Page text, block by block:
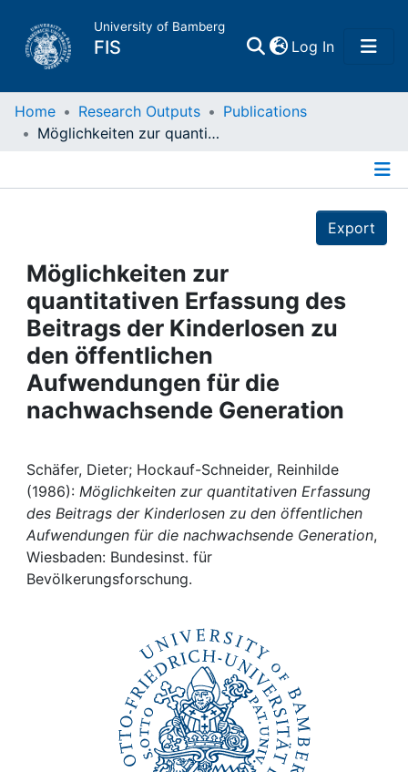
University of Bamberg
FIS Log In(current)
Home
Projects
People
Institutions
Awards
My FIS
Help
Home Research Outputs
Publications
Möglichkeiten zur quantitativen Erfassung des Beitrags der Kinderlosen zu den öffentlichen Aufwendungen für die nachwachsende Generation
Export
Möglichkeiten zur
quantitativen Erfassung des
Beitrags der Kinderlosen zu
den öffentlichen
Aufwendungen für die
nachwachsende Generation
Schäfer, Dieter; Hockauf-Schneider, Reinhilde
(1986): Möglichkeiten zur quantitativen Erfassung
des Beitrags der Kinderlosen zu den öffentlichen
Aufwendungen für die nachwachsende Generation,
Wiesbaden: Bundesinst. für
Bevölkerungsforschung.